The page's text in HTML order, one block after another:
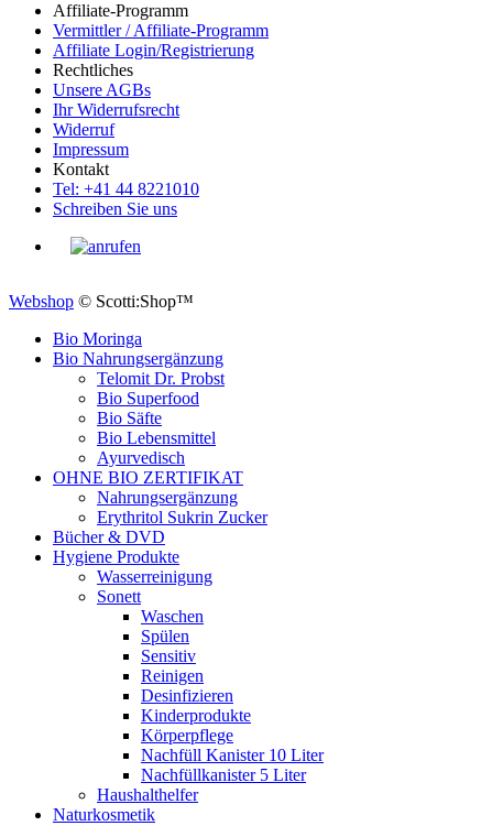
Affiliate-Programm
Vermittler / Affiliate-Programm
Affiliate Login/Registrierung
Rechtliches
Unsere AGBs
Ihr Widerrufsrecht
Widerruf
Impressum
Kontakt
Tel: +41 44 8221010
Schreiben Sie uns
Webshop © Scotti:Shop™
Bio Moringa
Bio Nahrungsergänzung
Telomit Dr. Probst
Bio Superfood
Bio Säfte
Bio Lebensmittel
Ayurvedisch
OHNE BIO ZERTIFIKAT
Nahrungsergänzung
Erythritol Sukrin Zucker
Bücher & DVD
Hygiene Produkte
Wasserreinigung
Sonett
Waschen
Spülen
Sensitiv
Reinigen
Desinfizieren
Kinderprodukte
Körperpflege
Nachfüll Kanister 10 Liter
Nachfüllkanister 5 Liter
Haushalthelfer
Naturkosmetik